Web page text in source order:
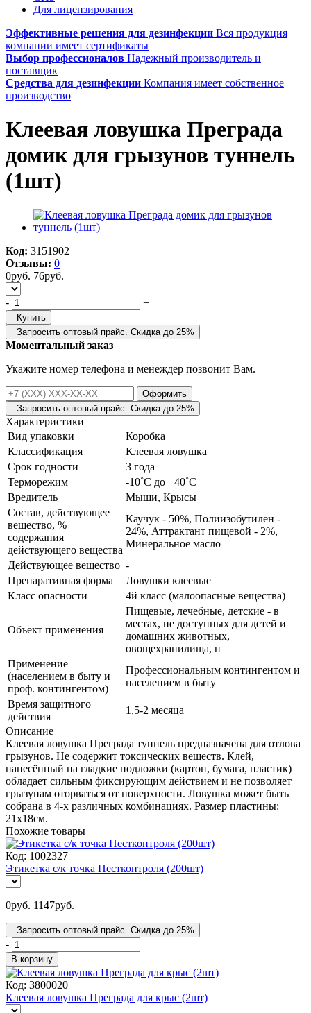
Для лицензирования
Эффективные решения для дезинфекции Вся продукция
компании имеет сертификаты
Выбор профессионалов Надежный производитель и
поставщик
Средства для дезинфекции Компания имеет собственное
производство
Клеевая ловушка Преграда
домик для грызунов туннель
(1шт)
Код: 3151902
Отзывы: 0
0руб. 76руб.
- +
Купить
Запросить оптовый прайс. Скидка до 25%
Моментальный заказ
Укажите номер телефона и менеждер позвонит Вам.
Оформить
Запросить оптовый прайс. Скидка до 25%
Характеристики
Вид упаковки
Коробка
Классификация
Клеевая ловушка
Срок годности
3 года
Терморежим
-10˚С до +40˚С
Вредитель
Мыши, Крысы
Состав, действующее
вещество, %
содержания
действующего вещества
Каучук - 50%, Полиизобутилен -
24%, Аттрактант пищевой - 2%,
Минеральное масло
Действующее вещество -
Препаративная форма
Ловушки клеевые
Класс опасности
4й класс (малоопасные вещества)
Объект применения
Пищевые, лечебные, детские - в
местах, не доступных для детей и
домашних животных,
овощехранилища, п
Применение
(населением в быту и
проф. контингентом)
Профессиональным контингентом и
населением в быту
Время защитного
действия
1,5-2 месяца
Описание
Клеевая ловушка Преграда туннель предназначена для отлова
грызунов. Не содержит токсических веществ. Клей,
нанесённый на гладкие подложки (картон, бумага, пластик)
обладает сильным фиксирующим действием и не позволяет
грызунам оторваться от поверхности. Ловушка может быть
собрана в 4-х различных комбинациях. Размер пластины:
21х18см.
Похожие товары
Код: 1002327
Этикетка с/к точка Пестконтроля (200шт)
0руб. 1147руб.
Запросить оптовый прайс. Скидка до 25%
- +
В корзину
Код: 3800020
Клеевая ловушка Преграда для крыс (2шт)